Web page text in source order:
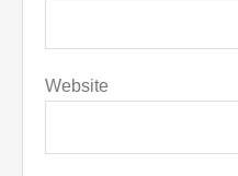
Website